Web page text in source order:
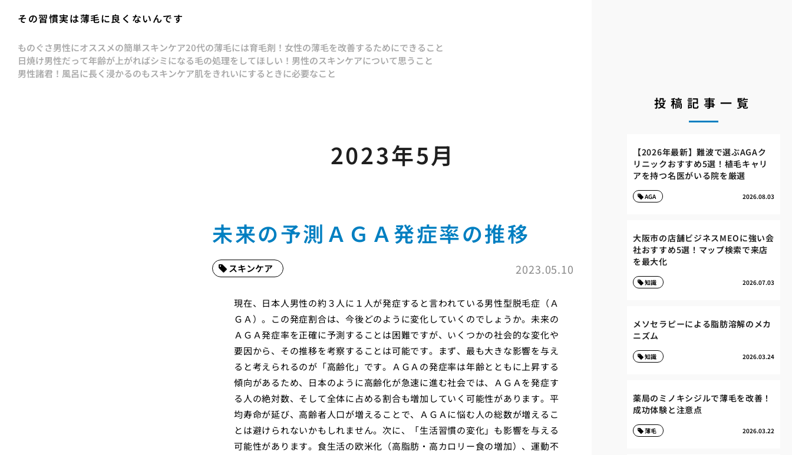
その習慣実は薄毛に良くないんです
ものぐさ男性にオススメの簡単スキンケア20代の薄毛には育毛剤！ 女性の薄毛を改善するためにできること
日焼け男性だって年齢が上がればシミになる毛の処理をしてほしい！ 男性のスキンケアについて思うこと
男性諸君！風呂に長く浸かるのもスキンケア肌をきれいにするときに必要なこと
2023年5月
未来の予測ＡＧＡ発症率の推移
2023.05.10
スキンケア
現在、日本人男性の約３人に１人が発症すると言われている男性型脱毛症（Ａ
ＧＡ）。この発症割合は、今後どのように変化していくのでしょうか。未来の
ＡＧＡ発症率を正確に予測することは困難ですが、いくつかの社会的な変化や
要因から、その推移を考察することは可能です。まず、最も大きな影響を与え
ると考えられるのが「高齢化」です。ＡＧＡの発症率は年齢とともに上昇する
傾向があるため、日本のように高齢化が急速に進む社会では、ＡＧＡを発症す
る人の絶対数、そして全体に占める割合も増加していく可能性があります。平
均寿命が延び、高齢者人口が増えることで、ＡＧＡに悩む人の総数が増えるこ
とは避けられないかもしれません。次に、「生活習慣の変化」も影響を与える
可能性があります。食生活の欧米化（高脂肪・高カロリー食の増加）、運動不
投稿記事一覧
【2026年最新】難波で選ぶAGAク
リニックおすすめ5選！植毛キャリ
アを持つ名医がいる院を厳選
2026.08.03
AGA
大阪市の店舗ビジネスMEOに強い会
社おすすめ5選！マップ検索で来店
を最大化
2026.07.03
知識
メソセラピーによる脂肪溶解のメカ
ニズム
2026.03.24
知識
薬局のミノキシジルで薄毛を改善！
成功体験と注意点
2026.03.22
薄毛